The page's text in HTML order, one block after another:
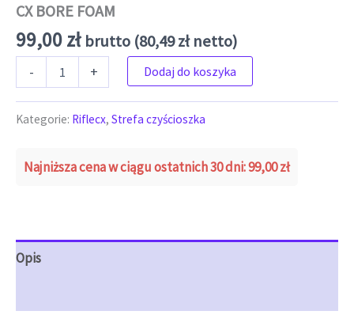
CX BORE FOAM
99,00zł brutto (80,49złnetto)
- + Dodaj do koszyka
Kategorie: Riflecx, Strefa czyścioszka
Najniższa cena w ciągu ostatnich 30 dni:99,00zł
Opis